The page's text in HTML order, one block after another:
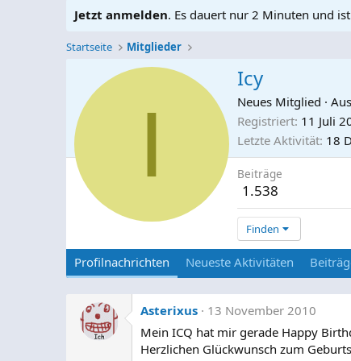
Jetzt anmelden. Es dauert nur 2 Minuten und
Startseite Mitglieder
I
Icy
Neues Mitglied · Aus
Registriert 11 Juli
Letzte Aktivität 18
Beiträge
1.538
Finden
Profilnachrichten Neueste Aktivitäten
Asterixus
13 November 2010
Mein ICQ hat mir gerade Happy
Herzlichen Glückwunsch zum